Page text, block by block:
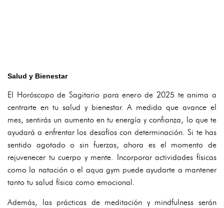
Salud y Bienestar
El Horóscopo de Sagitario para enero de 2025 te anima a
centrarte en tu salud y bienestar. A medida que avance el
mes, sentirás un aumento en tu energía y confianza, lo que te
ayudará a enfrentar los desafíos con determinación. Si te has
sentido agotado o sin fuerzas, ahora es el momento de
rejuvenecer tu cuerpo y mente. Incorporar actividades físicas
como la natación o el aqua gym puede ayudarte a mantener
tanto tu salud física como emocional.
Además, las prácticas de meditación y mindfulness serán